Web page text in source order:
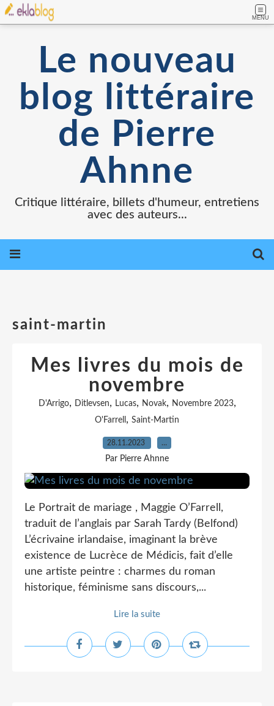
MENU
Le nouveau
blog littéraire
de Pierre
Ahnne
Critique littéraire, billets d'humeur, entretiens
avec des auteurs...
saint-martin
Mes livres du mois de
novembre
D'Arrigo, Ditlevsen, Lucas, Novak, Novembre 2023,
O'Farrell , Saint-Martin
28.11.2023 …
Par Pierre Ahnne
Le Portrait de mariage , Maggie O’Farrell,
traduit de l’anglais par Sarah Tardy (Belfond)
L’écrivaine irlandaise, imaginant la brève
existence de Lucrèce de Médicis, fait d’elle
une artiste peintre : charmes du roman
historique, féminisme sans discours,...
Lire la suite